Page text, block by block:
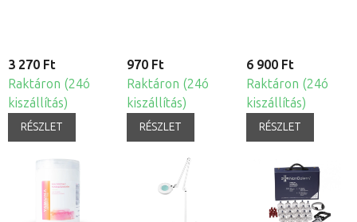
3 270 Ft
Raktáron (24ó
kiszállítás)
RÉSZLET
970 Ft
Raktáron (24ó
kiszállítás)
RÉSZLET
6 900 Ft
Raktáron (24ó
kiszállítás)
RÉSZLET